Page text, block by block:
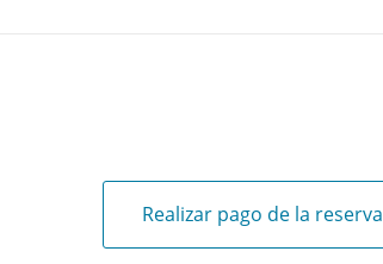
Realizar pago de la reserva